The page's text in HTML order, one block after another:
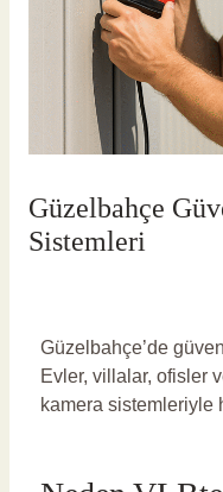
Güzelbahçe
Sistemleri
Güzelbahçe’de
Evler, villalar, ofisler
kamera sistemleriyle